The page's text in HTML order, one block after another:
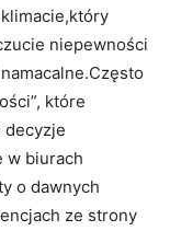
niepewności
które
decyzje
w biurach
o dawnych
ze strony